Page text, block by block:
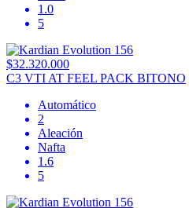
1.0
5
$32.320.000
C3 VTI AT FEEL PACK BITONO
Automático
2
Aleación
Nafta
1.6
5